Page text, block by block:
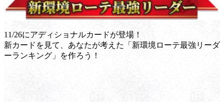
11/26にアディショナルカードが登場！
新カードを見て、あなたが考えた「新環境ローテ最強リーダ
ーランキング」を作ろう！